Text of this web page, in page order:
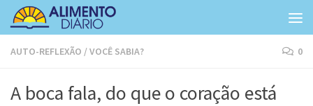
Skip to content
AUTO-REFLEXÃO /VOCÊ SABIA? 0
A boca fala, do que o coração está